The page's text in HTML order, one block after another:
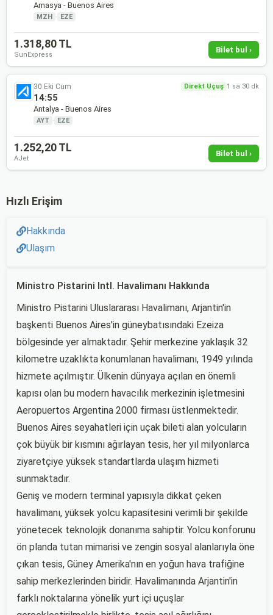
Amasya - Buenos Aires
MZH · EZE
1.318,80 TL
SunExpress
Bilet bul ›
30 Eki Cum Direkt Uçuş 1 sa 30 dk
14:55
Antalya - Buenos Aires
AYT · EZE
1.252,20 TL
AJet
Bilet bul ›
Hızlı Erişim
Hakkında
Ulaşım
Ministro Pistarini Intl. Havalimanı Hakkında
Ministro Pistarini Uluslararası Havalimanı, Arjantin'in
başkenti Buenos Aires'in güneybatısındaki Ezeiza
bölgesinde yer almaktadır. Şehir merkezine yaklaşık 32
kilometre uzaklıkta konumlanan havalimanı, 1949 yılında
hizmete açılmıştır. Ülkenin dünyaya açılan en önemli
kapısı olan bu modern havacılık merkezinin işletmesini
Aeropuertos Argentina 2000 firması üstlenmektedir.
Buenos Aires seyahatleri için uçak bileti alan yolcuların
çok büyük bir kısmını ağırlayan tesis, her yıl milyonlarca
ziyaretçiye yüksek standartlarda ulaşım hizmeti
sunmaktadır.
Geniş ve modern terminal yapısıyla dikkat çeken
havalimanı, yüksek yolcu kapasitesini verimli bir şekilde
yönetecek teknolojik donanıma sahiptir. Yolcu konforunu
ön planda tutan mimarisi ve zengin sosyal alanlarıyla öne
çıkan tesis, Güney Amerika'nın en yoğun hava trafiğine
sahip merkezlerinden biridir. Havalimanında Arjantin'in
farklı noktalarına yönelik yurt içi uçuşlar